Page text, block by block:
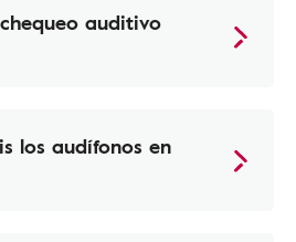
auditivo
los audífonos en